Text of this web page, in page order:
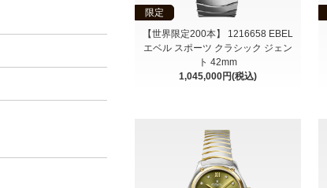
限定
【世界限定200本】 1216658 EBEL
エベル スポーツ クラシック ジェン
ト 42mm
1,045,000円(税込)